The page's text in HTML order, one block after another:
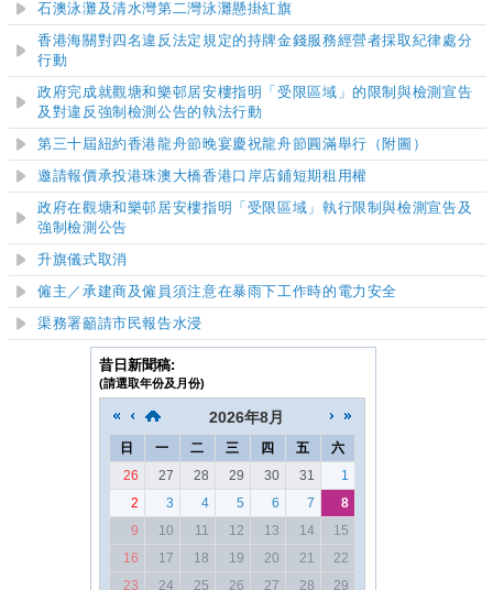
石澳泳灘及清水灣第二灣泳灘懸掛紅旗
香港海關對四名違反法定規定的持牌金錢服務經營者採取紀律處分
行動
政府完成就觀塘和樂邨居安樓指明「受限區域」的限制與檢測宣告
及對違反強制檢測公告的執法行動
第三十屆紐約香港龍舟節晚宴慶祝龍舟節圓滿舉行（附圖）
邀請報價承投港珠澳大橋香港口岸店鋪短期租用權
政府在觀塘和樂邨居安樓指明「受限區域」執行限制與檢測宣告及
強制檢測公告
升旗儀式取消
僱主／承建商及僱員須注意在暴雨下工作時的電力安全
渠務署籲請市民報告水浸
昔日新聞稿:
(請選取年份及月份)
2026年8月
日 一 二 三 四 五
六
26
27 28 29 30 31
1
2
3 4 5 6 7
8
9
10 11 12 13 14
15
16
17 18 19 20 21
22
23
24 25 26 27 28 29